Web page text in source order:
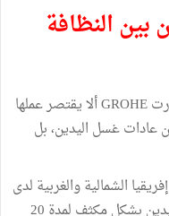
بين النظافة
تزامنا مع اليوم العالمي لغسل اليدين، اختارت GROHE ألا يقتصر عملها
عادات غسل اليدين، بل
الشمالية والغربية لدى